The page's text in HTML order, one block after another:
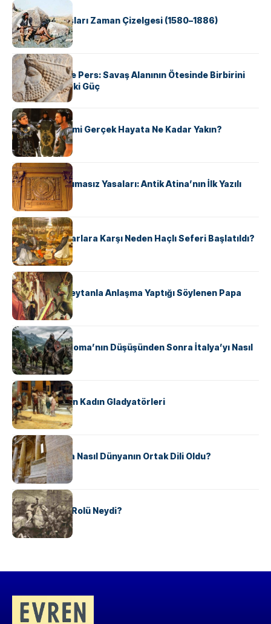
KÜLTÜR
Apache Savaşları Zaman Çizelgesi (1580–1886)
KÜLTÜR
Antik Yunan ve Pers: Savaş Alanının Ötesinde Birbirini
Şekillendiren İki Güç
KÜLTÜR
‘Gladiator’ Filmi Gerçek Hayata Ne Kadar Yakın?
KÜLTÜR
Draco’nun Acımasız Yasaları: Antik Atina’nın İlk Yazılı
Hukuk Kodu
KÜLTÜR
Avrupalı ​​Katharlara Karşı Neden Haçlı Seferi Başlatıldı?
KÜLTÜR
II. Silvester: Şeytanla Anlaşma Yaptığı Söylenen Papa
KÜLTÜR
Ostrogotlar Roma’nın Düşüşünden Sonra İtalya’yı Nasıl
Ele Geçirdi?
KÜLTÜR
Antik Roma’nın Kadın Gladyatörleri
KÜLTÜR
Antik Yunanca Nasıl Dünyanın Ortak Dili Oldu?
KÜLTÜR
Valdensler’in Rolü Neydi?